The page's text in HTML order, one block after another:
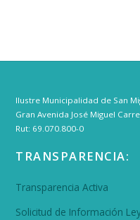
Ilustre Municipalidad de San
Gran Avenida José Miguel
Rut: 69.070.800-0
TRANSPARENCIA:
Transparencia Activa
Solicitud de Información